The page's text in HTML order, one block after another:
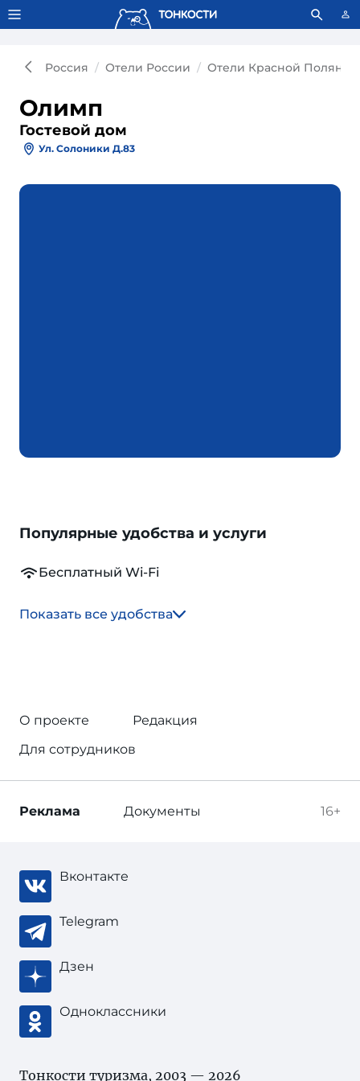
Тонкости используют сookie-файлы. Что это значит?
Россия Отели России Отели Красной Поляны
Олимп
Гостевой дом
Ул. Солоники Д.83
Популярные удобства и услуги
Бесплатный Wi-Fi
Показать все удобства
О проекте
Редакция
Для сотрудников
16+
Реклама Документы
Вконтакте
Telegram
Дзен
Одноклассники
Тонкости туризма, 2003 — 2026